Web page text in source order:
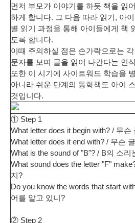
먼저 부모가 이야기를 하듯 책을 읽
하게 합니다. 그 다음 따라 읽기, 아
별 읽기 과정을 통해 아이들에게 책
도록 합니다.
이때 주의하실 점은 손가락으로는
문자를 보며 글을 읽어 나간다는 인
또한 이 시기에 사이트워드 학습을
아니라 쉬운 단계의 동화책도 아이
것입니다.
① Step 1
What letter does it begin with? / 무
What letter does it end with? / 무슨
What is the sound of "B"? / B의 소리
What sound does the letter "F"
지?
Do you know the words that start
어를 알고 있니?
② Step 2